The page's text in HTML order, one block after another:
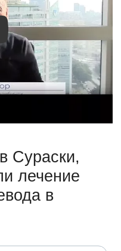
о лечении
Сураски,
лечение
в